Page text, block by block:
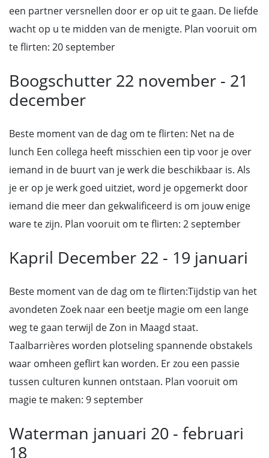
een partner versnellen door er op uit te gaan. De liefde
wacht op u te midden van de menigte. Plan vooruit om
te flirten: 20 september
Boogschutter 22 november - 21
december
Beste moment van de dag om te flirten: Net na de
lunch Een collega heeft misschien een tip voor je over
iemand in de buurt van je werk die beschikbaar is. Als
je er op je werk goed uitziet, word je opgemerkt door
iemand die meer dan gekwalificeerd is om jouw enige
ware te zijn. Plan vooruit om te flirten: 2 september
Kapril December 22 - 19 januari
Beste moment van de dag om te flirten:Tijdstip van het
avondeten Zoek naar een beetje magie om een lange
weg te gaan terwijl de Zon in Maagd staat.
Taalbarrières worden plotseling spannende obstakels
waar omheen geflirt kan worden. Er zou een passie
tussen culturen kunnen ontstaan. Plan vooruit om
magie te maken: 9 september
Waterman januari 20 - februari
18